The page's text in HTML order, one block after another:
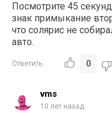
Посмотрите 45
знак примыкание
что солярис не
авто.
Ответить 0
vms
10 лет назад